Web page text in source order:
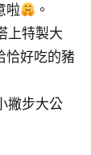
啦
。
上特製大
恰好吃的豬
撇步大公